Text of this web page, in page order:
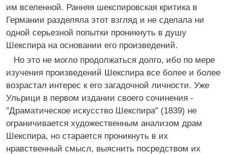
им вселенной. Ранняя шекспировская критика в
Германии разделяла этот взгляд и не сделала ни
одной серьезной попытки проникнуть в душу
Шекспира на основании его произведений.
Но это не могло продолжаться долго, ибо по мере
изучения произведений Шекспира все более и более
возрастал интерес к его загадочной личности. Уже
Ульрици в первом издании своего сочинения -
"Драматическое искусство Шекспира" (1839) не
ограничивается художественным анализом драм
Шекспира, но старается проникнуть в их
нравственный смысл, выяснить посредством их